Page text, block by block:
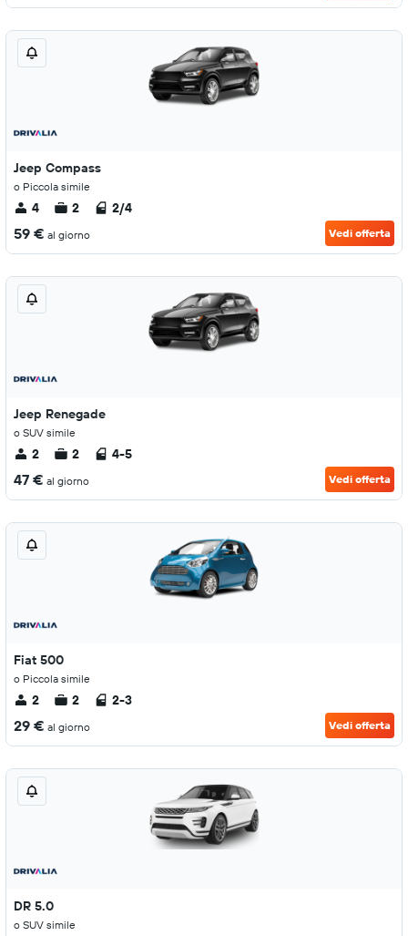
Jeep Compass
o Piccola simile
4 2 2/4
59 € al giorno Vedi offerta
Jeep Renegade
o SUV simile
2 2 4-5
47 € al giorno Vedi offerta
Fiat 500
o Piccola simile
2 2 2-3
29 € al giorno Vedi offerta
DR 5.0
o SUV simile